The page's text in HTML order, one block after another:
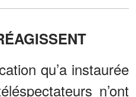
qu’a instaurée
n’ont